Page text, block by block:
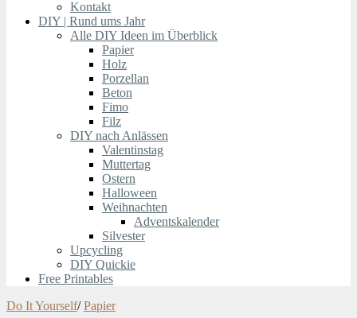
Kontakt
DIY | Rund ums Jahr
Alle DIY Ideen im Überblick
Papier
Holz
Porzellan
Beton
Fimo
Filz
DIY nach Anlässen
Valentinstag
Muttertag
Ostern
Halloween
Weihnachten
Adventskalender
Silvester
Upcycling
DIY Quickie
Free Printables
Do It Yourself/ Papier